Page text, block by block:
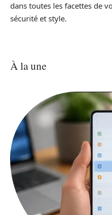
dans toutes les facettes de
sécurité et style.
À la une